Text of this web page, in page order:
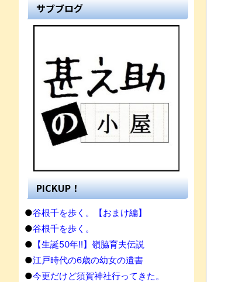
サブブログ
PICKUP！
●谷根千を歩く。【おまけ編】
●谷根千を歩く。
● 【生誕50年!!】嶺脇育夫伝説
●江戸時代の6歳の幼女の遺書
●今更だけど須賀神社行ってきた。